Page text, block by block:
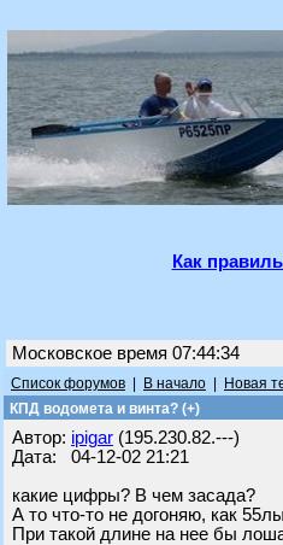
Как
Московское время 07:44:34
Список форумов В начало Новая
КПД водомета и винта? (+)
Автор: ipigar (195.230.82.---)
Дата: 04-12-02 21:21
какие цифры? В чем засада?
А то что-то не догоняю, как
При такой длине на нее бы